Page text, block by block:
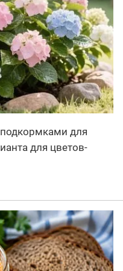
для
для цветов-